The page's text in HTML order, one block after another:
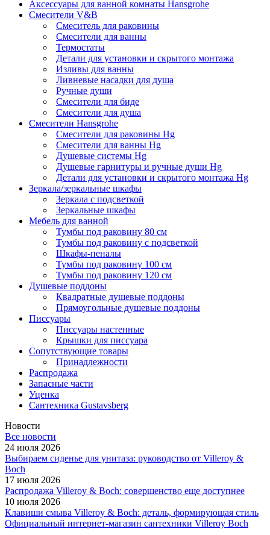
Аксессуары для ванной комнаты Hansgrohe
Смесители V&B
Смеситель для раковины
Смесители для ванны
Термостаты
Детали для установки и скрытого монтажа
Изливы для ванны
Ливневые насадки для душа
Ручные души
Смесители для биде
Смесители для душа
Смесители Hansgrohe
Смесители для раковины Hg
Смесители для ванны Hg
Душевые системы Hg
Душевые гарнитуры и ручные души Hg
Детали для установки и скрытого монтажа Hg
Зеркала/зеркальные шкафы
Зеркала с подсветкой
Зеркальные шкафы
Мебель для ванной
Тумбы под раковину 80 см
Тумбы под раковину с подсветкой
Шкафы-пеналы
Тумбы под раковину 100 см
Тумбы под раковину 120 см
Душевые поддоны
Квадратные душевые поддоны
Прямоугольные душевые поддоны
Писсуары
Писсуары настенные
Крышки для писсуара
Сопутствующие товары
Принадлежности
Распродажа
Запасные части
Уценка
Сантехника Gustavsberg
Новости
Все новости
24 июля 2026
Выбираем сиденье для унитаза: руководство от Villeroy &
Boch
17 июля 2026
Распродажа Villeroy & Boch: совершенство еще доступнее
10 июля 2026
Клавиши смыва Villeroy & Boch: деталь, формирующая стиль
Официальный интернет-магазин сантехники Villeroy Boch